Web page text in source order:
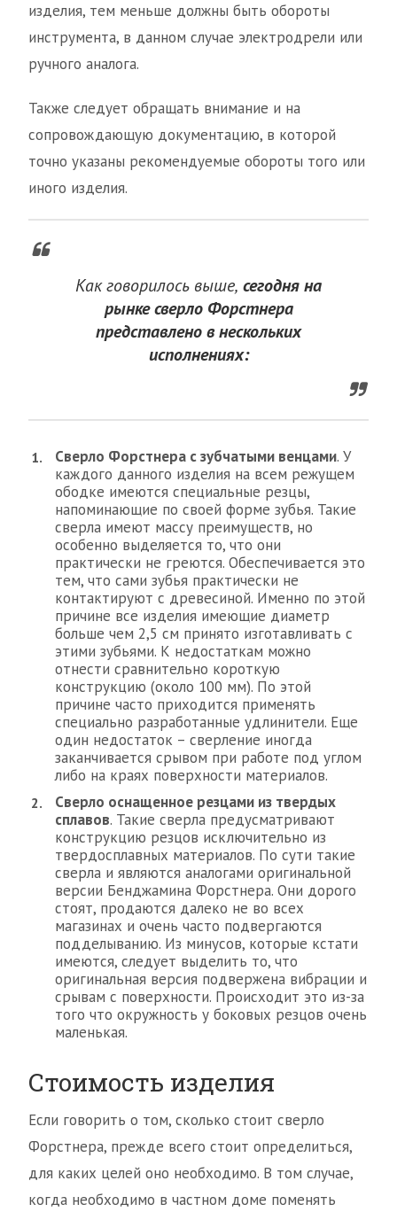
изделия, тем меньше должны быть обороты
инструмента, в данном случае электродрели или
ручного аналога.
Также следует обращать внимание и на
сопровождающую документацию, в которой
точно указаны рекомендуемые обороты того или
иного изделия.
Как говорилось выше, сегодня на
рынке сверло Форстнера
представлено в нескольких
исполнениях:
Сверло Форстнера с зубчатыми венцами. У
каждого данного изделия на всем режущем
ободке имеются специальные резцы,
напоминающие по своей форме зубья. Такие
сверла имеют массу преимуществ, но
особенно выделяется то, что они
практически не греются. Обеспечивается это
тем, что сами зубья практически не
контактируют с древесиной. Именно по этой
причине все изделия имеющие диаметр
больше чем 2,5 см принято изготавливать с
этими зубьями. К недостаткам можно
отнести сравнительно короткую
конструкцию (около 100 мм). По этой
причине часто приходится применять
специально разработанные удлинители. Еще
один недостаток – сверление иногда
заканчивается срывом при работе под углом
либо на краях поверхности материалов.
Сверло оснащенное резцами из твердых
сплавов. Такие сверла предусматривают
конструкцию резцов исключительно из
твердосплавных материалов. По сути такие
сверла и являются аналогами оригинальной
версии Бенджамина Форстнера. Они дорого
стоят, продаются далеко не во всех
магазинах и очень часто подвергаются
подделыванию. Из минусов, которые кстати
имеются, следует выделить то, что
оригинальная версия подвержена вибрации и
срывам с поверхности. Происходит это из-за
того что окружность у боковых резцов очень
маленькая.
Стоимость изделия
Если говорить о том, сколько стоит сверло
Форстнера, прежде всего стоит определиться,
для каких целей оно необходимо. В том случае,
когда необходимо в частном доме поменять